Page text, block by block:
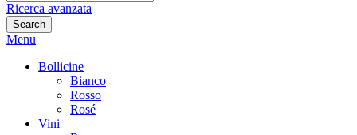
Ricerca avanzata
Search
Menu
Bollicine
Bianco
Rosso
Rosé
Vini